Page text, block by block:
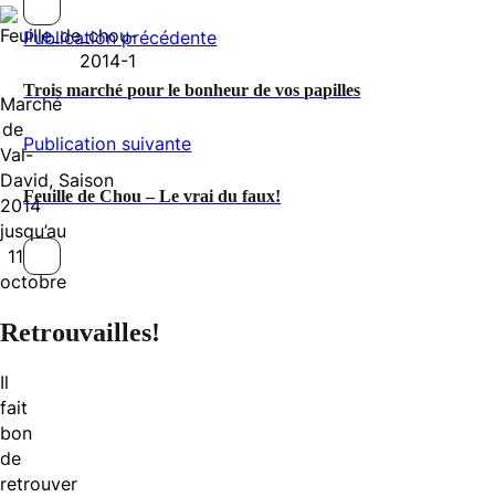
Marché
de
Val-
David, Saison
2014
jusqu’au
11
octobre
Retrouvailles!
Il
fait
bon
de
retrouver
Publication précédente
Trois marché pour le bonheur de vos papilles
Publication suivante
Feuille de Chou – Le vrai du faux!